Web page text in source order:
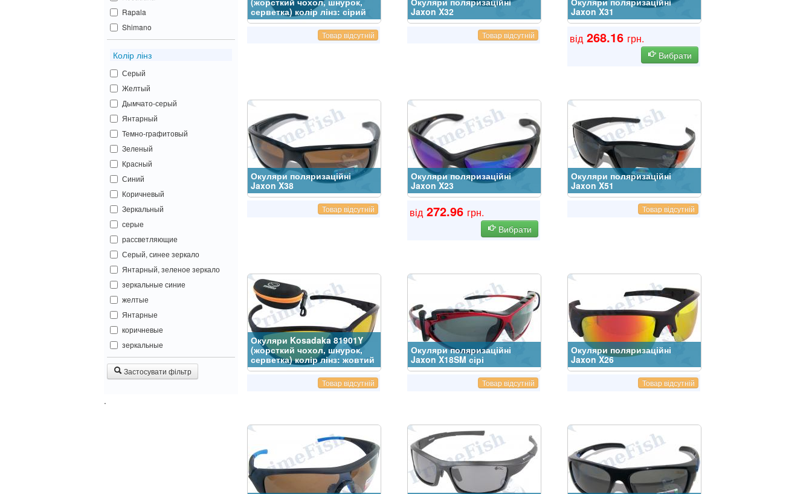
Rapala
Shimano
Колір лінз
Серый
Желтый
Дымчато-серый
Янтарный
Темно-графитовый
Зеленый
Красный
Синий
Коричневый
Зеркальный
серые
рассветляющие
Серый, синее зеркало
Янтарный, зеленое зеркало
зеркальные синие
желтые
Янтарные
коричневые
зеркальные
Застосувати фільтр
.
серветка) колір лінз: сірий
Товар відсутній
Jaxon X32
Товар відсутній
Jaxon X31
від 268.16 грн.
Вибрати
Окуляри поляризаційні
Jaxon X38
Товар відсутній
Окуляри поляризаційні
Jaxon X23
від 272.96 грн.
Вибрати
Окуляри поляризаційні
Jaxon X51
Товар відсутній
Окуляри Kosadaka 81901Y
(жорсткий чохол, шнурок,
серветка) колір лінз: жовтий
Товар відсутній
Окуляри поляризаційні
Jaxon X18SM сірі
Товар відсутній
Окуляри поляризаційні
Jaxon X26
Товар відсутній